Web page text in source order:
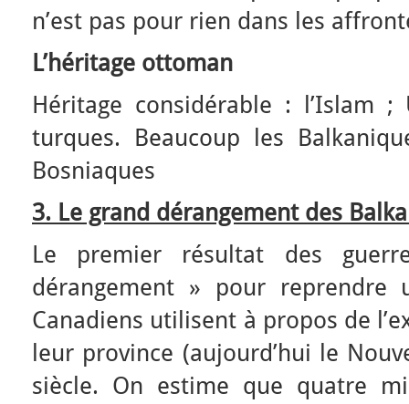
n’est pas pour rien dans les
L’héritage ottoman
Héritage considérable : l’Islam
turques. Beaucoup les
Bosniaques
3. Le grand dérangement des
Le premier résultat des
dérangement » pour reprendre
Canadiens utilisent à propos de
leur province (aujourd’hui le
siècle. On estime que quatre